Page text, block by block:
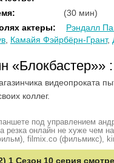
:
(30 мин)
актеры:
Рэндалл
Камайя Фэйрбёрн-Грант,
«Блокбастер»» :
видеопроката
коллег.
под управлением
онлайн не хуже чем
filmix.co (фильмикс),
1 Сезон 10 серия